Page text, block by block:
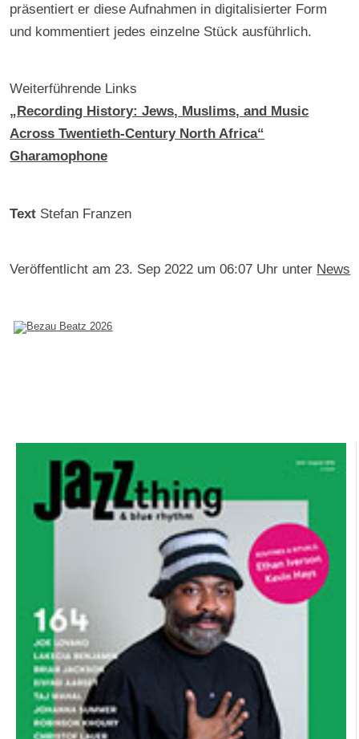
präsentiert er diese Aufnahmen in digitalisierter Form
und kommentiert jedes einzelne Stück ausführlich.
Weiterführende Links
„Recording History: Jews, Muslims, and Music
Across Twentieth-Century North Africa“
Gharamophone
Text Stefan Franzen
Veröffentlicht am 23. Sep 2022 um 06:07 Uhr unter News